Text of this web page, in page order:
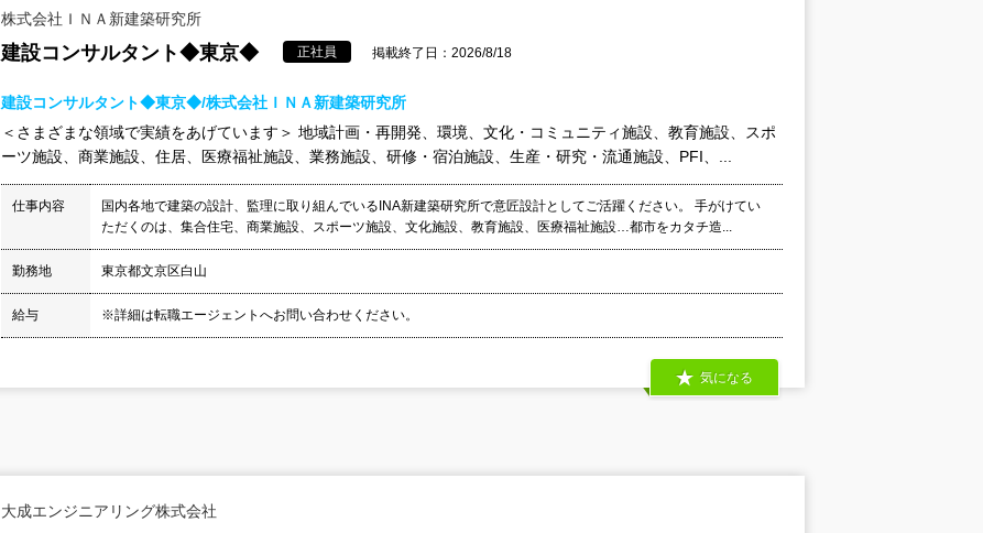
株式会社ＩＮＡ新建築研究所
建設コンサルタント◆東京◆ 正社員 掲載終了日：2026/8/18
建設コンサルタント◆東京◆/株式会社ＩＮＡ新建築研究所
＜さまざまな領域で実績をあげています＞ 地域計画・再開発、環境、文化・コミュニティ施設、教育施設、スポ
ーツ施設、商業施設、住居、医療福祉施設、業務施設、研修・宿泊施設、生産・研究・流通施設、PFI、...
仕事内容
国内各地で建築の設計、監理に取り組んでいるINA新建築研究所で意匠設計としてご活躍ください。 手がけてい
ただくのは、集合住宅、商業施設、スポーツ施設、文化施設、教育施設、医療福祉施設…都市をカタチ造...
勤務地 東京都文京区白山
給与 ※詳細は転職エージェントへお問い合わせください。
気になる
大成エンジニアリング株式会社